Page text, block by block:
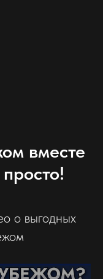
вместе
о выгодных